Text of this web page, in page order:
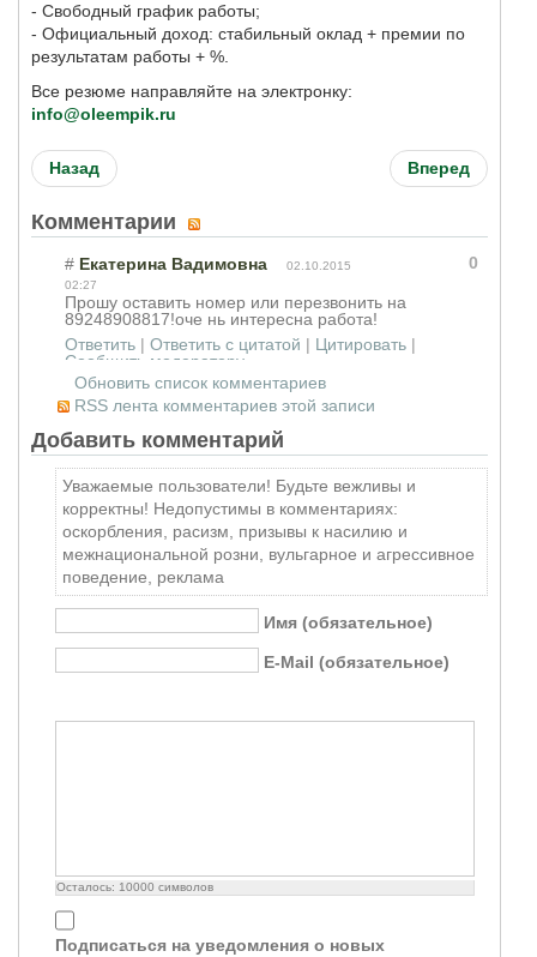
- Свободный график работы;
- Официальный доход: стабильный оклад + премии по
результатам работы + %.
Все резюме направляйте на электронку:
info@oleempik.ru
Назад Вперед
Комментарии
0
# Екатерина Вадимовна
02.10.2015
02:27
Прошу оставить номер или перезвонить на
89248908817!оче нь интересна работа!
Ответить | Ответить с цитатой | Цитировать |
Сообщить модератору
Обновить список комментариев
RSS лента комментариев этой записи
Добавить комментарий
Уважаемые пользователи! Будьте вежливы и
корректны! Недопустимы в комментариях:
оскорбления, расизм, призывы к насилию и
межнациональной розни, вульгарное и агрессивное
поведение, реклама
Имя (обязательное)
E-Mail (обязательное)
Осталось: 10000 символов
Подписаться на уведомления о новых